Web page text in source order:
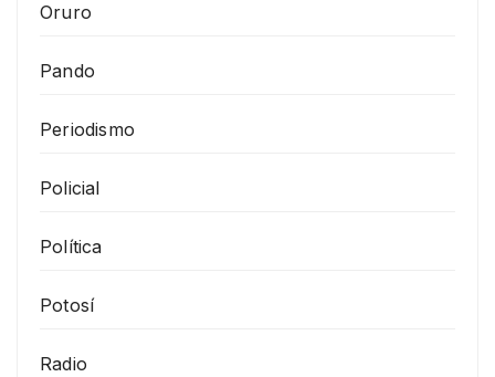
Oruro
Pando
Periodismo
Policial
Política
Potosí
Radio